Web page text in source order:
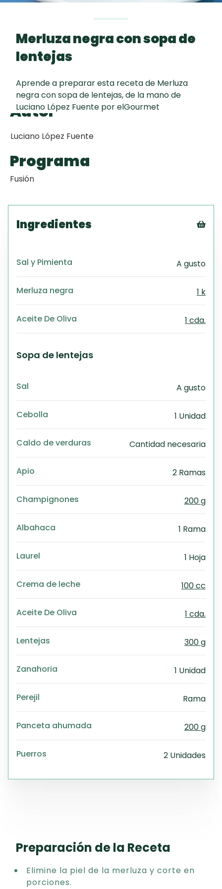
Chispas de
Chocolate
Cake
Key Lime Pie
Merluza negra con sopa de
lentejas
Aprende a preparar esta receta de Merluza
negra con sopa de lentejas, de la mano de
Luciano López Fuente por elGourmet
Autor
Luciano López Fuente
Programa
Fusión
Ingredientes
Sal y Pimienta A gusto
Merluza negra 1 k
Aceite De Oliva 1 cda.
Sopa de lentejas
Sal A gusto
Cebolla 1 Unidad
Caldo de verduras Cantidad necesaria
Apio 2 Ramas
Champignones 200 g
Albahaca 1 Rama
Laurel 1 Hoja
Crema de leche 100 cc
Aceite De Oliva 1 cda.
Lentejas 300 g
Zanahoria 1 Unidad
Perejil Rama
Panceta ahumada 200 g
Puerros 2 Unidades
Preparación de la Receta
Elimine la piel de la merluza y corte en
porciones.